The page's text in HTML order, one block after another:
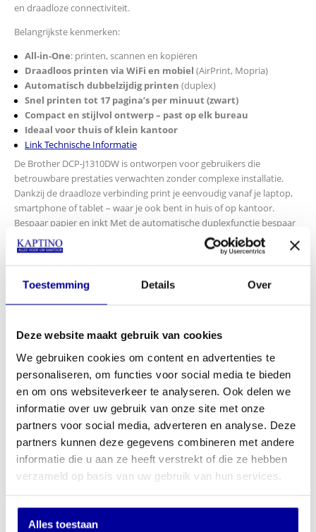
Toestemming Details Over
Deze website maakt gebruik van cookies
We gebruiken cookies om content en advertenties te
personaliseren, om functies voor social media te bieden
en om ons websiteverkeer te analyseren. Ook delen we
informatie over uw gebruik van onze site met onze
partners voor social media, adverteren en analyse. Deze
partners kunnen deze gegevens combineren met andere
informatie die u aan ze heeft verstrekt of die ze hebben
verzameld op basis van uw gebruik van hun services.
Alles toestaan
en draadloze connectiviteit.
Belangrijkste kenmerken:
All-in-One: printen, scannen en kopiëren
Draadloos printen via WiFi en mobiel (AirPrint, Mopria)
Automatisch dubbelzijdig printen (duplex)
Snel printen tot 17 pagina’s per minuut (zwart)
Compact en stijlvol ontwerp – past op elk bureau
Ideaal voor thuis of klein kantoor
Link Technische Informatie
De Brother DCP-J1310DW is ontworpen voor gebruikers die
betrouwbare prestaties verwachten zonder complexe installatie.
Dankzij de draadloze verbinding print je eenvoudig vanaf je laptop,
smartphone of tablet – waar je ook bent in huis of op kantoor.
Bespaar papier en inkt Met de automatische duplexfunctie bespaar
je papier en draag je bij aan een duurzamere werkomgeving.
Energiezuinig en stil in gebruik
kleurprints
levering, scherpe prijzen en uitstekende klantenservice.
INCL BTW: €149,00
EX BTW: € 123,14
In mijn winkelwagen